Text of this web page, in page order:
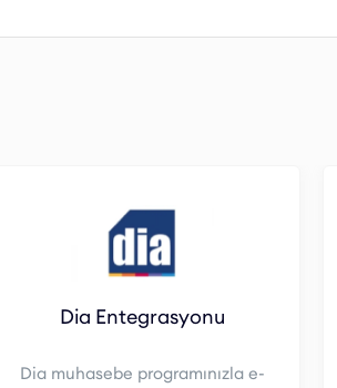
Dia Entegrasyonu
Dia muhasebe programınızla e-